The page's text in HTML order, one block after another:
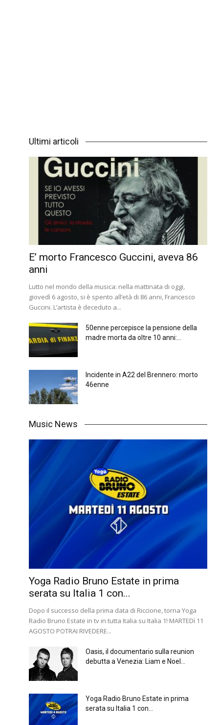
Ultimi articoli
E’ morto Francesco Guccini, aveva 86
anni
Lutto nel mondo della musica: nella mattinata di oggi,
giovedì 6 agosto, si è spento all’età di 86 anni, Francesco
Guccini. L’artista è deceduto a...
50enne percepisce la pensione della
madre morta da oltre 10 anni:...
Incidente in A22 del Brennero: morto
46enne
Music News
Yoga Radio Bruno Estate in prima
serata su Italia 1 con...
Dopo il successo della prima data di Riccione, torna Yoga
Radio Bruno Estate in tv in tutta Italia su Italia 1! MARTEDì 11
AGOSTO POTRAI RIVEDERE...
Oasis, il documentario sulla reunion
debutta a Venezia: Liam e Noel...
Yoga Radio Bruno Estate in prima
serata su Italia 1 con...